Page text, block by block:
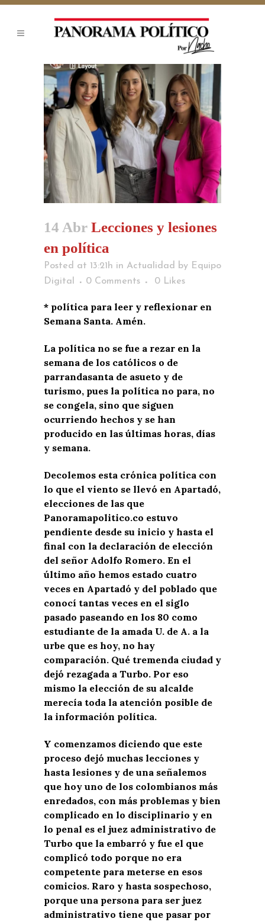
14 Abr Lecciones y lesiones
en política
Posted at 13:21h in Actualidad by Equipo
Digital
0 Comments 0 Likes
* política para leer y reflexionar en
Semana Santa. Amén.
La política no se fue a rezar en la
semana de los católicos o de
parrandasanta de asueto y de
turismo, pues la política no para, no
se congela, sino que siguen
ocurriendo hechos y se han
producido en las últimas horas, días
y semana.
Decolemos esta crónica política con
lo que el viento se llevó en Apartadó,
elecciones de las que
Panoramapolitico.co estuvo
pendiente desde su inicio y hasta el
final con la declaración de elección
del señor Adolfo Romero. En el
último año hemos estado cuatro
veces en Apartadó y del poblado que
conocí tantas veces en el siglo
pasado paseando en los 80 como
estudiante de la amada U. de A. a la
urbe que es hoy, no hay
comparación. Qué tremenda ciudad y
dejó rezagada a Turbo. Por eso
mismo la elección de su alcalde
merecía toda la atención posible de
la información política.
Y comenzamos diciendo que este
proceso dejó muchas lecciones y
hasta lesiones y de una señalemos
que hoy uno de los colombianos más
enredados, con más problemas y bien
complicado en lo disciplinario y en
lo penal es el juez administrativo de
Turbo que la embarró y fue el que
complicó todo porque no era
competente para meterse en esos
comicios. Raro y hasta sospechoso,
porque una persona para ser juez
administrativo tiene que pasar por